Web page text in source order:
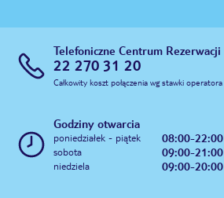
Telefoniczne Centrum Rezerwacji
22 270 31 20
Całkowity koszt połączenia wg stawki operatora
Godziny otwarcia
poniedziałek - piątek 08:00-22:00
sobota 09:00-21:00
niedziela 09:00-20:00